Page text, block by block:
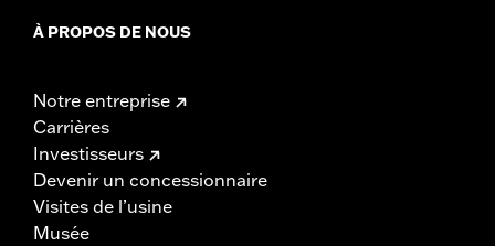
À PROPOS DE NOUS
Notre entreprise
Carrières
Investisseurs
Devenir un concessionnaire
Visites de l’usine
Musée